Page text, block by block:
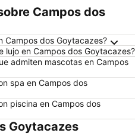
Campos dos
Campos dos Goytacazes?
lujo en Campos dos Goytacazes?
admiten mascotas en Campos
spa en Campos dos
piscina en Campos dos
Goytacazes